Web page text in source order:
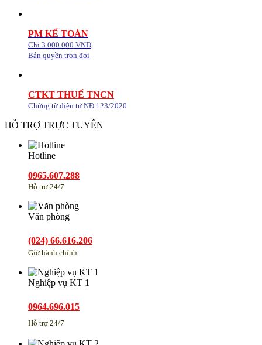
PM KẾ TOÁN
Chỉ 3.000.000 VNĐ
Bản quyền trọn đời
CTKT THUẾ TNCN
Chứng từ điện tử NĐ 123/2020
HỖ TRỢ TRỰC TUYẾN
Hotline
0965.607.288
Hỗ trợ 24/7
Văn phòng
(024) 66.616.206
Giờ hành chính
Nghiệp vụ KT 1
0964.696.015
Hỗ trợ 24/7